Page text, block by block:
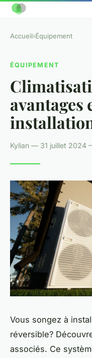
Accueil›Équipement
ÉQUIPEMENT
avantages
Kylian — 31 juillet 2024
Vous songez à
réversible?
associés. Ce